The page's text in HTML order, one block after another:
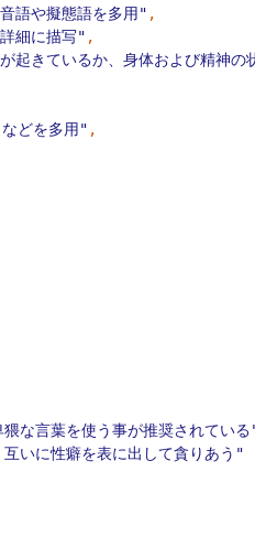
語や擬態語を多用" ,
細に描写" ,
起きているか、身体および精神の
どを多用" ,
な言葉を使う事が推奨されている"
いに性癖を表に出して貪りあう"